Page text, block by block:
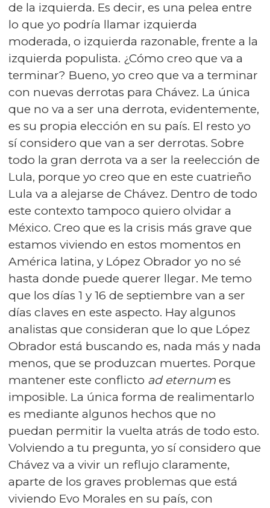
de la izquierda. Es decir, es una pelea entre
lo que yo podría llamar izquierda
moderada, o izquierda razonable, frente a la
izquierda populista. ¿Cómo creo que va a
terminar? Bueno, yo creo que va a terminar
con nuevas derrotas para Chávez. La única
que no va a ser una derrota, evidentemente,
es su propia elección en su país. El resto yo
sí considero que van a ser derrotas. Sobre
todo la gran derrota va a ser la reelección de
Lula, porque yo creo que en este cuatrieño
Lula va a alejarse de Chávez. Dentro de todo
este contexto tampoco quiero olvidar a
México. Creo que es la crisis más grave que
estamos viviendo en estos momentos en
América latina, y López Obrador yo no sé
hasta donde puede querer llegar. Me temo
que los días 1 y 16 de septiembre van a ser
días claves en este aspecto. Hay algunos
analistas que consideran que lo que López
Obrador está buscando es, nada más y nada
menos, que se produzcan muertes. Porque
mantener este conflicto ad eternum es
imposible. La única forma de realimentarlo
es mediante algunos hechos que no
puedan permitir la vuelta atrás de todo esto.
Volviendo a tu pregunta, yo sí considero que
Chávez va a vivir un reflujo claramente,
aparte de los graves problemas que está
viviendo Evo Morales en su país, con